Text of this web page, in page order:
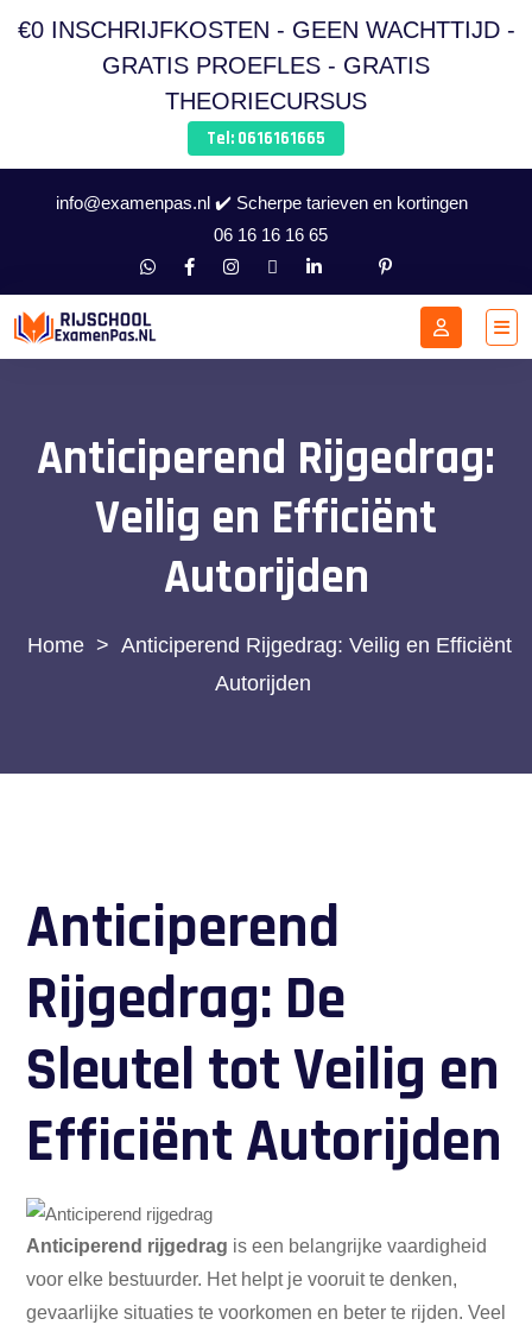
€0 INSCHRIJFKOSTEN - GEEN WACHTTIJD -
GRATIS PROEFLES - GRATIS
THEORIECURSUS
Tel: 0616161665
info@examenpas.nl ✔️ Scherpe tarieven en kortingen
06 16 16 16 65
Anticiperend Rijgedrag:
Veilig en Efficiënt
Autorijden
> Anticiperend Rijgedrag: Veilig en Efficiënt
Autorijden
Anticiperend
Rijgedrag: De
Sleutel tot Veilig en
Efficiënt Autorijden
Anticiperend rijgedrag is een belangrijke vaardigheid
voor elke bestuurder. Het helpt je vooruit te denken,
gevaarlijke situaties te voorkomen en beter te rijden. Veel